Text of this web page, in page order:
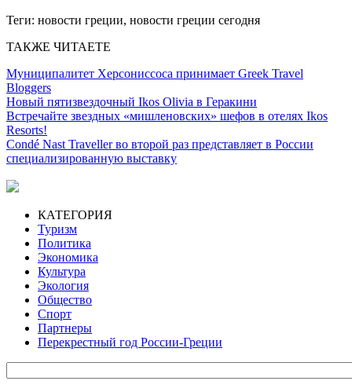
Теги: новости греции, новости греции сегодня
ТАКЖЕ ЧИТАЕТЕ
Муниципалитет Херсониссоса принимает Greek Travel
Bloggers
Новый пятизвездочный Ιkos Olivia в Геракини
Встречайте звездных «мишленовских» шефов в отелях Ikos
Resorts!
Condé Nast Traveller во второй раз представляет в России
специализированную выставку
КАТЕГОРИЯ
Туризм
Политика
Экономика
Культура
Экология
Общество
Спорт
Партнеры
Перекрестный год России-Греции